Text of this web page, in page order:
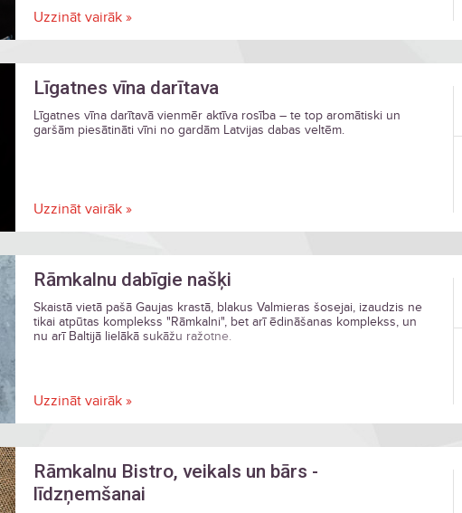
Uzzināt vairāk »
Līgatnes vīna darītava
Līgatnes vīna darītavā vienmēr aktīva rosība – te top aromātiski un
garšām piesātināti vīni no gardām Latvijas dabas veltēm.
Uzzināt vairāk »
Rāmkalnu dabīgie našķi
Skaistā vietā pašā Gaujas krastā, blakus Valmieras šosejai, izaudzis ne
tikai atpūtas komplekss "Rāmkalni", bet arī ēdināšanas komplekss, un
nu arī Baltijā lielākā sukāžu ražotne.
Uzzināt vairāk »
Rāmkalnu Bistro, veikals un bārs -
līdzņemšanai